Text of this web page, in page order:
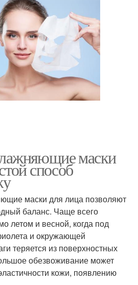
маски
способ
маски для лица позволяют
баланс. Чаще всего
летом и весной, когда под
и окружающей
теряется из поверхностных
обезвоживание может
кожи, появлению